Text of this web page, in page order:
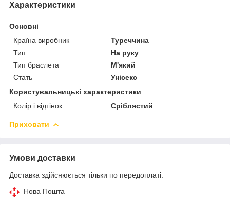
Характеристики
Основні
Країна виробник
Туреччина
Тип
На руку
Тип браслета
М'який
Стать
Унісекс
Користувальницькі характеристики
Колір і відтінок
Сріблястий
Приховати
Умови доставки
Доставка здійснюється тільки по передоплаті.
Нова Пошта